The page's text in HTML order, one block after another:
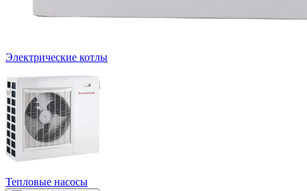
Электрические котлы
Тепловые насосы